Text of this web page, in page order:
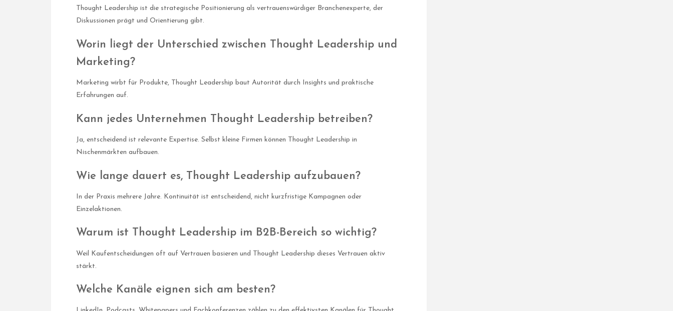
Thought Leadership ist die strategische Positionierung als vertrauenswürdiger Branchenexperte, der
Diskussionen prägt und Orientierung gibt.
Worin liegt der Unterschied zwischen Thought Leadership und
Marketing?
Marketing wirbt für Produkte, Thought Leadership baut Autorität durch Insights und praktische
Erfahrungen auf.
Kann jedes Unternehmen Thought Leadership betreiben?
Ja, entscheidend ist relevante Expertise. Selbst kleine Firmen können Thought Leadership in
Nischenmärkten aufbauen.
Wie lange dauert es, Thought Leadership aufzubauen?
In der Praxis mehrere Jahre. Kontinuität ist entscheidend, nicht kurzfristige Kampagnen oder
Einzelaktionen.
Warum ist Thought Leadership im B2B-Bereich so wichtig?
Weil Kaufentscheidungen oft auf Vertrauen basieren und Thought Leadership dieses Vertrauen aktiv
stärkt.
Welche Kanäle eignen sich am besten?